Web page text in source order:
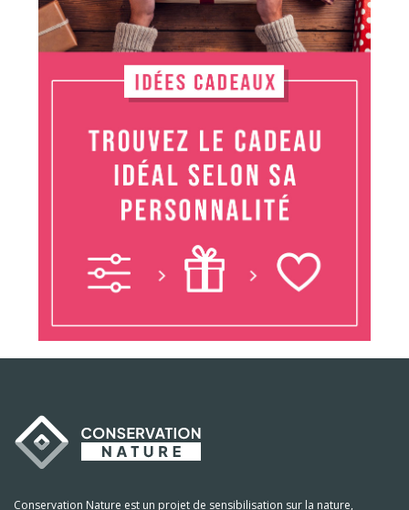
Conservation Nature est un projet de sensibilisation sur la nature,